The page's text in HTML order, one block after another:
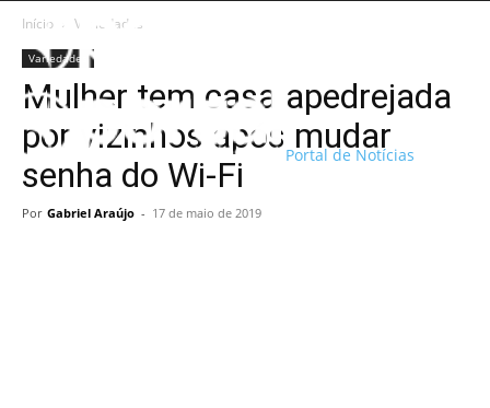
Portal de Notícias
Início Variedades
Variedades
Mulher tem casa apedrejada
por vizinhos após mudar
senha do Wi-Fi
Por Gabriel Araújo - 17 de maio de 2019